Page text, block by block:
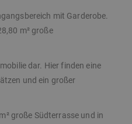
mit Garderobe.
m² große
dar. Hier finden eine
und ein großer
große Südterrasse und in